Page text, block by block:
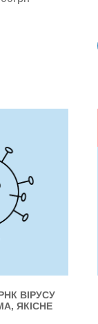
ВІРУСУ
ЯКІСНЕ